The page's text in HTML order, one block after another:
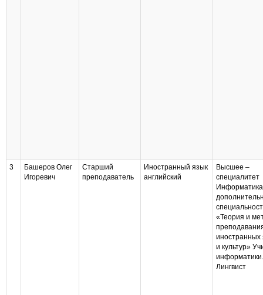
3
Башеров Олег
Игоревич
Старший
преподаватель
Иностранный язык
английский
Высшее –
специалитет
«Теория и
иностранных
и культур»
информатики.
Лингвист